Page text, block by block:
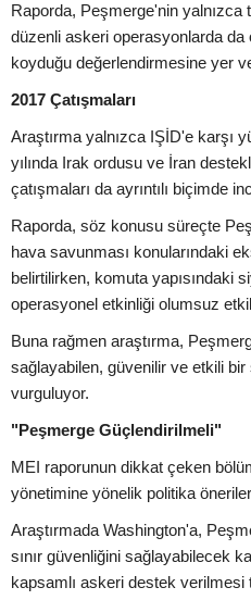
Raporda, Peşmerge'nin yalnızca
düzenli askeri operasyonlarda
koyduğu değerlendirmesine yer
2017 Çatışmaları
Araştırma yalnızca IŞİD'e karşı
yılında Irak ordusu ve İran
çatışmaları da ayrıntılı biçimde
Raporda, söz konusu süreçte
hava savunması konularındaki
belirtilirken, komuta yapısındaki
operasyonel etkinliği olumsuz
Buna rağmen araştırma,
sağlayabilen, güvenilir ve etkili
vurguluyor.
"Peşmerge Güçlendirilmeli"
MEI raporunun dikkat çeken
yönetimine yönelik politika
Araştırmada Washington'a,
sınır güvenliğini sağlayabilecek
kapsamlı askeri destek verilmesi